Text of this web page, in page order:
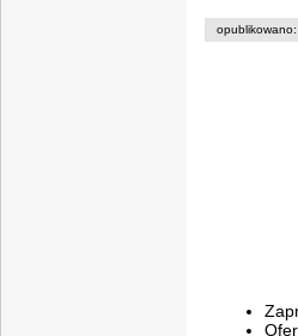
opublikowano: